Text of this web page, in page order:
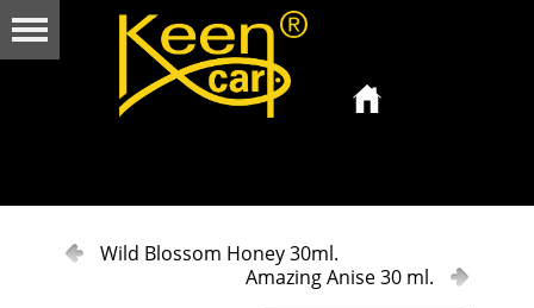
Wild Blossom Honey 30ml.
Amazing Anise 30 ml.